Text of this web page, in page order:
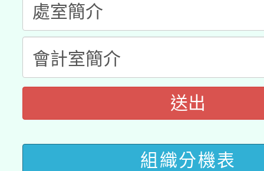
次招考甄選結果公告(
有關原住民族委員會
公告之原住民族歲時祭
一案。
兒童少年暑期犯罪預防
答一案
有關本府115年70歲以
人員健康講座「吃得安
本校115學年度第2次
本館辦理115年度閱讀
送出
組織分機表